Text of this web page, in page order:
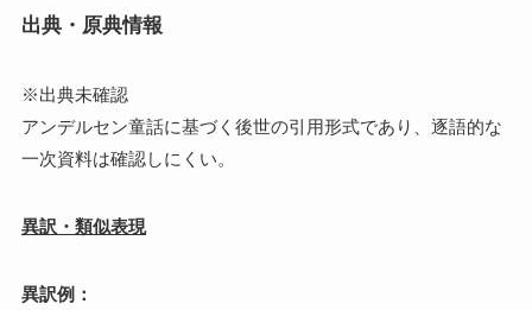
出典・原典情報
※出典未確認
アンデルセン童話に基づく後世の引用形式であり、逐語的な
一次資料は確認しにくい。
異訳・類似表現
異訳例：